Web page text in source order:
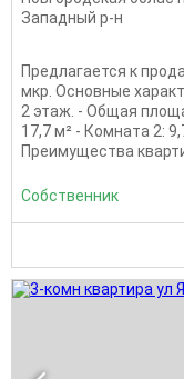
Западный р-н
Предлагается к
мкр. Основные
2 этаж. - Общая
17,7 м² - Комната 2:
Преимущества
Собственник